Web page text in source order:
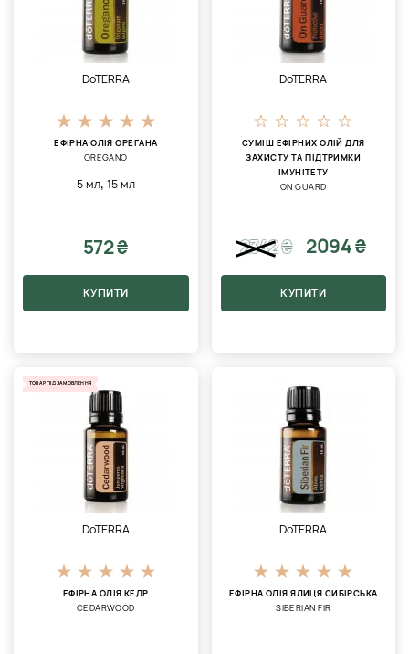
DoTERRA
ЕФІРНА ОЛІЯ ОРЕГАНА
OREGANO
5 мл, 15 мл
572 ₴
КУПИТИ
DoTERRA
СУМІШ ЕФІРНИХ ОЛІЙ ДЛЯ
ЗАХИСТУ ТА ПІДТРИМКИ
ІМУНІТЕТУ
ON GUARD
2342₴ 2094 ₴
КУПИТИ
ТОВАР ПІД ЗАМОВЛЕННЯ
DoTERRA
ЕФІРНА ОЛІЯ КЕДР
CEDARWOOD
DoTERRA
ЕФІРНА ОЛІЯ ЯЛИЦЯ СИБІРСЬКА
SIBERIAN FIR